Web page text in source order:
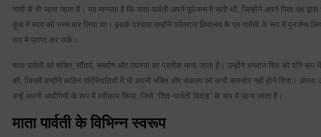
नामों से भी जाना जाता है। यह मान्यता है कि माता पार्वती अपने पूर्वजन्म में सती थीं, जिन्होंने अपने पिता दक्ष
कुंड में स्वयं को भस्म कर लिया था। इसके पश्चात उन्होंने पर्वतराज हिमालय के घर पार्वती के रूप में पुनर्जन्म
रूप में प्राप्त कर सकें।
माता पार्वती को शक्ति, सौंदर्य, समर्पण और तपस्या का प्रतीक माना जाता है। उन्होंने भगवान शिव को पति
की, जिसमें उन्होंने कठिन परिस्थितियों में भी अपनी भक्ति और संकल्प को कभी कमजोर नहीं होने दिया।
उन्हें अपनी अर्धांगिनी के रूप में स्वीकार किया, जिसे “शिव-पार्वती विवाह” के रूप में जाना जाता है।
माता पार्वती के विभिन्न स्वरूप